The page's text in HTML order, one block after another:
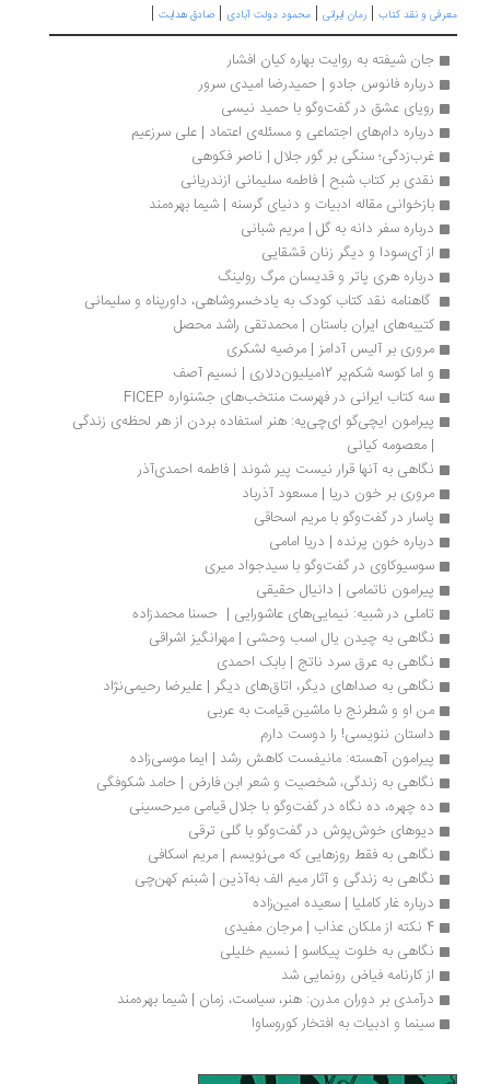
و نقد کتاب|رمان ایرانی|محمود دولت آبادی|صادق هدایت|
جان شیفته به روایت بهاره کیان افشار
درباره فانوس جادو | حمیدرضا امیدی سرور
رویای عشق در گفت‌وگو با حمید نیسی
درباره دام‏‌های اجتماعی و مسئله‌ی اعتماد | علی سرزعیم
غرب‌زدگی؛ سنگی بر گور جلال | ناصر فکوهی
نقدی بر کتاب شبح | فاطمه سلیمانی ازندریانی
بازخوانی مقاله ادبیات و دنیای گرسنه | شیما بهره‌مند
درباره سفر دانه به گل | مریم شبانی
از آی‌سودا و دیگر زنان قشقایی
درباره هری پاتر و قدیسان مرگ رولینگ
گاهنامه نقد کتاب کودک به یادخسروشاهی، داورپناه و سلیمانی
کتیبه‌های ایران باستان | محمدتقی راشد محصل
مروری بر آلیس آدامز | مرضیه لشکری
و اما کوسه شکم‌پر 12‌میلیون‌دلاری | نسیم آصف
سه‌ کتاب ایرانی در فهرست منتخب‌های جشنواره FICEP
پیرامون ایچی‌گو ای‌چی‌یه: هنر استفاده‌‌ بردن از هر لحظه‌ی زندگی
| معصومه کیانی
نگاهی به آنها قرار نیست پیر شوند | فاطمه احمدی‌آذر
مروری بر خون دریا | مسعود آذرباد
پاسار در گفت‌وگو با مریم اسحاقی
درباره خون پرنده | دریا امامی
سوسیوکاوی در گفت‌وگو با سیدجواد میری
پیرامون ناتمامی | دانیال حقیقی
تاملی در شبیه: نیمایی‌های عاشورایی |  حسنا محمدزاده
نگاهی به چیدن یال اسب وحشی | مهرانگیز اشراقی
نگاهی به عرق سرد ناتج | بابک احمدی
نگاهی به صداهای دیگر، اتاق‌های دیگر | علیرضا رحیمی‌نژاد
من او و شطرنج با ماشین قیامت به عربی
داستان ‌‌ننویسی! را دوست دارم
پیرامون آهسته: مانیفست کاهش رشد | ایما موسی‌زاده
نگاهی به زندگی، شخصیت و شعر ابن‌ فارض | حامد شکوفگی
ده چهره، ده نگاه در گفت‌وگو با جلال قیامی میرحسینی
دیوهای خوش‌پوش در گفت‌وگو با گلی ترقی
نگاهی به فقط روزهایی که می‌نویسم | مریم اسکافی
نگاهی به زندگی و آثار میم الف به‌آذین | شبنم کهن‌چی
درباره غار کاملیا | سعیده امین‌زاده
نگاهی به خلوت پیکاسو | نسیم خلیلی
از کارنامه فیاض رونمایی شد
درآمدی بر دوران مدرن: هنر، سیاست، زمان | شیما بهره‌مند
سینما و ادبیات به افتخار کوروساوا